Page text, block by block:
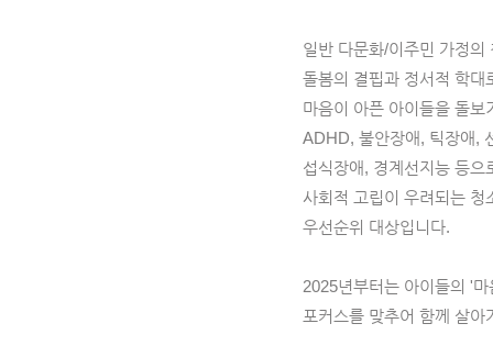
일반 다문화/이주민 가정의
돌봄의 결핍과 정서적 학대
마음이 아픈 아이들을 돌보
ADHD, 불안장애, 틱장애,
섭식장애, 경계선지능 등으
사회적 고립이 우려되는 청
우선순위 대상입니다.
2025년부터는 아이들의 '
포커스를 맞추어 함께 살아